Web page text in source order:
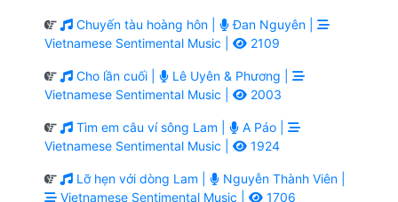
Chuyến tàu hoàng hôn |
Đan Nguyên |
Vietnamese Sentimental Music |
2109
Cho lần cuối |
Lê Uyên & Phương |
Vietnamese Sentimental Music |
2003
Tìm em câu ví sông Lam |
A Páo |
Vietnamese Sentimental Music |
1924
Lỡ hẹn với dòng Lam |
Nguyễn Thành Viên |
Vietnamese Sentimental Music |
1706